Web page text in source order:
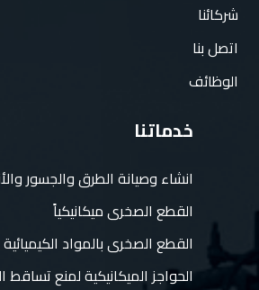
شركائنا
اتصل بنا
الوظائف
خدماتنا
انشاء وصيانة الطرق والجسور
القطع الصخرى ميكانيكياً
القطع الصخرى بالمواد
الحواجز الميكانيكية لمنع تساقط